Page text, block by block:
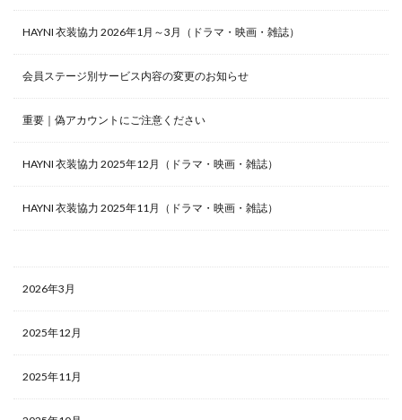
HAYNI 衣装協力 2026年1月～3月（ドラマ・映画・雑誌）
会員ステージ別サービス内容の変更のお知らせ
重要｜偽アカウントにご注意ください
HAYNI 衣装協力 2025年12月（ドラマ・映画・雑誌）
HAYNI 衣装協力 2025年11月（ドラマ・映画・雑誌）
2026年3月
2025年12月
2025年11月